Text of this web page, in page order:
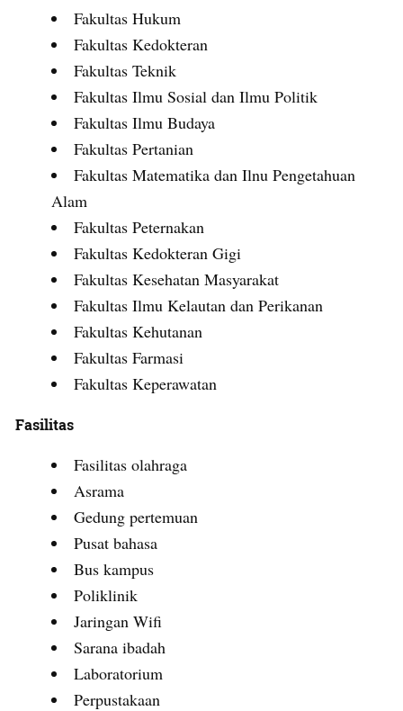
Fakultas Hukum
Fakultas Kedokteran
Fakultas Teknik
Fakultas Ilmu Sosial dan Ilmu Politik
Fakultas Ilmu Budaya
Fakultas Pertanian
Fakultas Matematika dan Ilnu Pengetahuan
Alam
Fakultas Peternakan
Fakultas Kedokteran Gigi
Fakultas Kesehatan Masyarakat
Fakultas Ilmu Kelautan dan Perikanan
Fakultas Kehutanan
Fakultas Farmasi
Fakultas Keperawatan
Fasilitas
Fasilitas olahraga
Asrama
Gedung pertemuan
Pusat bahasa
Bus kampus
Poliklinik
Jaringan Wifi
Sarana ibadah
Laboratorium
Perpustakaan